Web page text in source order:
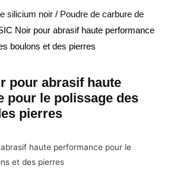
silicium noir / Poudre de carbure de
Noir pour abrasif haute performance
boulons et des pierres
pour abrasif haute
pour le polissage des
pierres
haute performance pour le
et des pierres